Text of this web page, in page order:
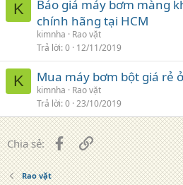
K
Báo giá máy bơm màng
chính hãng tại HCM
kimnha
Rao vặt
Trả lời 0 12/11/2019
K Mua máy bơm bột giá rẻ
kimnha
Rao vặt
Trả lời 0 23/10/2019
Chia sẻ: FacebookLiên kết
Rao vặt